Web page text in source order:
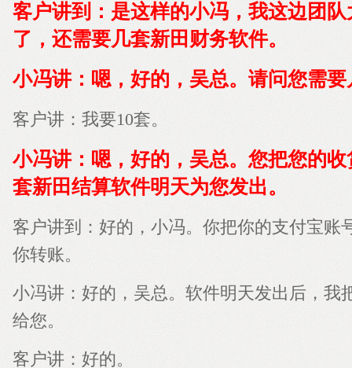
客户讲到：是这样的小冯，我这边团
了，还需要几套新田财务软件。
小冯讲：嗯，好的，吴总。请问您需
客户讲：我要10套。
小冯讲：嗯，好的，吴总。您把您的
套新田结算软件明天为您发出。
客户讲到：好的，小冯。你把你的支付宝账
你转账。
小冯讲：好的，吴总。软件明天发出后，我
给您。
客户讲：好的。